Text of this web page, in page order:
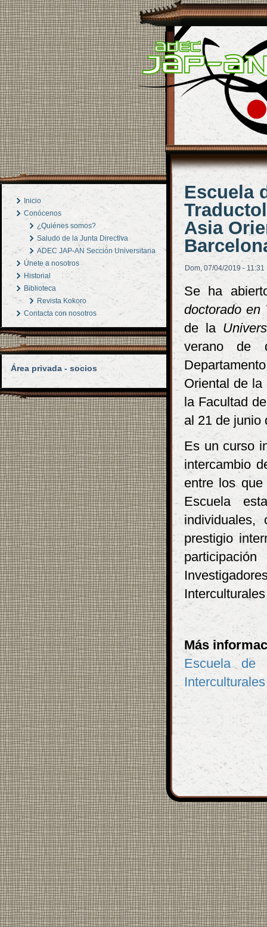
Inicio
Conócenos
¿Quiénes somos?
Saludo de la Junta Directiva
ADEC JAP-AN Sección Universitaria
Únete a nosotros
Historial
Biblioteca
Revista Kokoro
Contacta con nosotros
Área privada - socios
Escuela
Asia
Dom, 07/04/2019 - 11:31
Se ha
doctorado en
de la
verano de
Oriental de la
la Facultad
al 21 de junio
Es un curso
intercambio
entre los
Escuela
individuales,
prestigio
Más
Escuela de